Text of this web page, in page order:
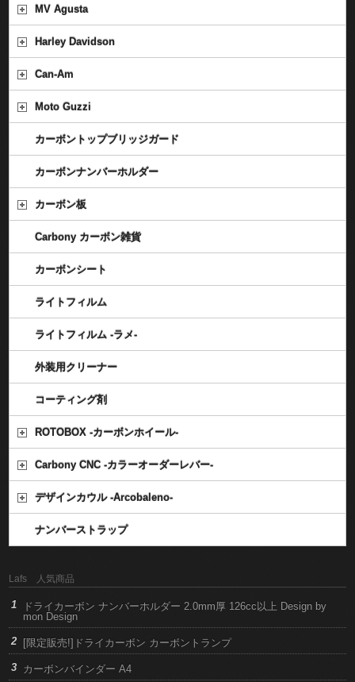
MV Agusta
Harley Davidson
Can-Am
Moto Guzzi
カーボントップブリッジガード
カーボンナンバーホルダー
カーボン板
Carbony カーボン雑貨
カーボンシート
ライトフィルム
ライトフィルム -ラメ-
外装用クリーナー
コーティング剤
ROTOBOX -カーボンホイール-
Carbony CNC -カラーオーダーレバー-
デザインカウル -Arcobaleno-
ナンバーストラップ
Lafs 人気商品
ドライカーボン ナンバーホルダー 2.0mm厚 126cc以上 Design by
mon Design
[限定販売!]ドライカーボン カーボントランプ
カーボンバインダー A4